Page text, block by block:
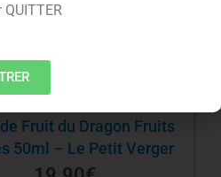
Fruit du Dragon Fruits
50ml – Le Petit Verger